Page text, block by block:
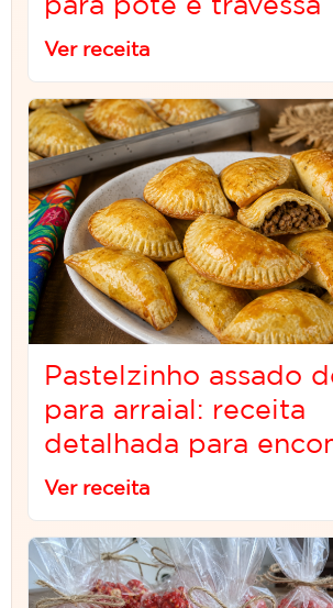
Ver receita
Pastelzinho assado
para arraial: receita
detalhada para
Ver receita